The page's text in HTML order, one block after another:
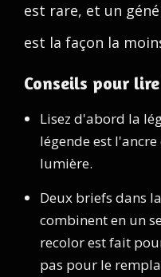
est rare, et un
est la façon la
Conseils pour
Lisez d'abord la
légende est
lumière.
Deux briefs dans
combinent en un
recolor est fait
pas pour le